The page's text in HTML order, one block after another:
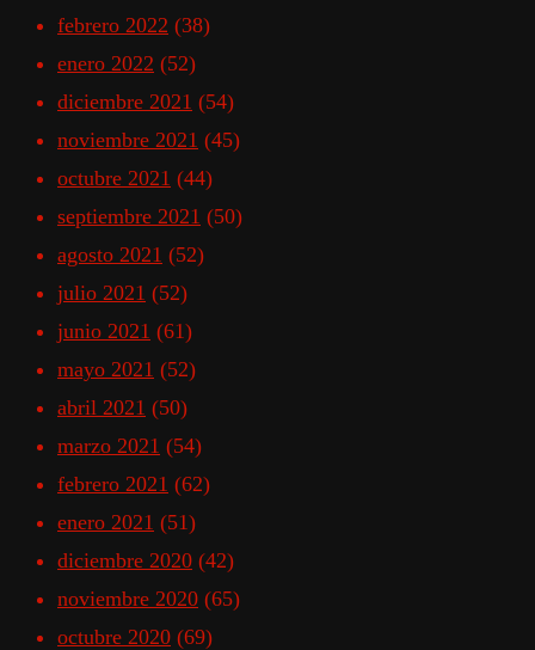
febrero 2022 (38)
enero 2022 (52)
diciembre 2021 (54)
noviembre 2021 (45)
octubre 2021 (44)
septiembre 2021 (50)
agosto 2021 (52)
julio 2021 (52)
junio 2021 (61)
mayo 2021 (52)
abril 2021 (50)
marzo 2021 (54)
febrero 2021 (62)
enero 2021 (51)
diciembre 2020 (42)
noviembre 2020 (65)
octubre 2020 (69)